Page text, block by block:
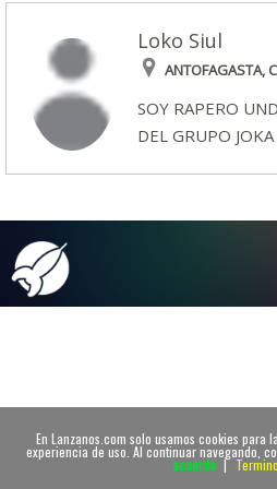
En Lanzanos.com solo usamos cookies para
experiencia de uso. Al continuar navegando,
acuerdo |
Loko Siul
ANTOFAGASTA,
SOY RAPERO
DEL GRUPO JOKA